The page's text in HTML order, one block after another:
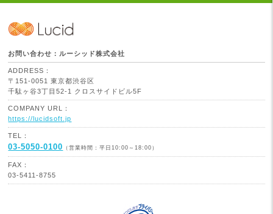
お問い合わせ：ルーシッド株式会社
ADDRESS：
〒151-0051 東京都渋谷区
千駄ヶ谷3丁目52-1 クロスサイドビル5F
COMPANY URL：
https://lucidsoft.jp
TEL：
03-5050-0100 （営業時間：平日10:00～18:00）
FAX：
03-5411-8755